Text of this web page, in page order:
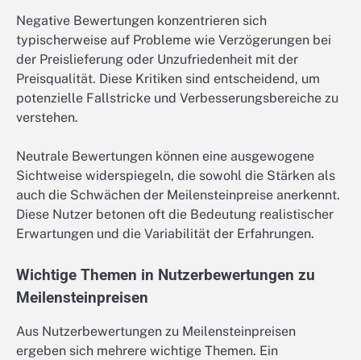
Negative Bewertungen konzentrieren sich
typischerweise auf Probleme wie Verzögerungen bei
der Preislieferung oder Unzufriedenheit mit der
Preisqualität. Diese Kritiken sind entscheidend, um
potenzielle Fallstricke und Verbesserungsbereiche zu
verstehen.
Neutrale Bewertungen können eine ausgewogene
Sichtweise widerspiegeln, die sowohl die Stärken als
auch die Schwächen der Meilensteinpreise anerkennt.
Diese Nutzer betonen oft die Bedeutung realistischer
Erwartungen und die Variabilität der Erfahrungen.
Wichtige Themen in Nutzerbewertungen zu
Meilensteinpreisen
Aus Nutzerbewertungen zu Meilensteinpreisen
ergeben sich mehrere wichtige Themen. Ein